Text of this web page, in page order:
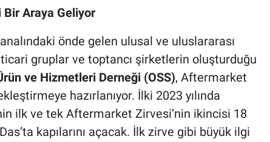
Araya Geliyor
önde gelen ulusal ve uluslararası
gruplar ve toptancı şirketlerin oluşturduğu
ve Hizmetleri Derneği (OSS), Aftermarket
hazırlanıyor. İlki 2023 yılında
ilk ve tek Aftermarket Zirvesi’nin ikincisi 18
kapılarını açacak. İlk zirve gibi büyük ilgi